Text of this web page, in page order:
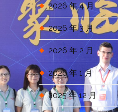
2026 年 4 月
2026 年 3 月
2026 年 2 月
2026 年 1 月
2025 年 12 月